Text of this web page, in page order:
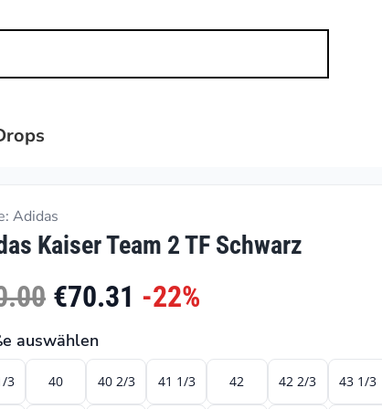
Adidas
Kaiser Team 2 TF Schwarz
€70.31 -22%
auswählen
3 40 40 2/3 41 1/3 42 42 2/3 43 1/3